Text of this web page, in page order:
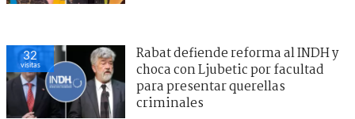
32
visitas
Rabat defiende reforma al INDH y
choca con Ljubetic por facultad
para presentar querellas
criminales